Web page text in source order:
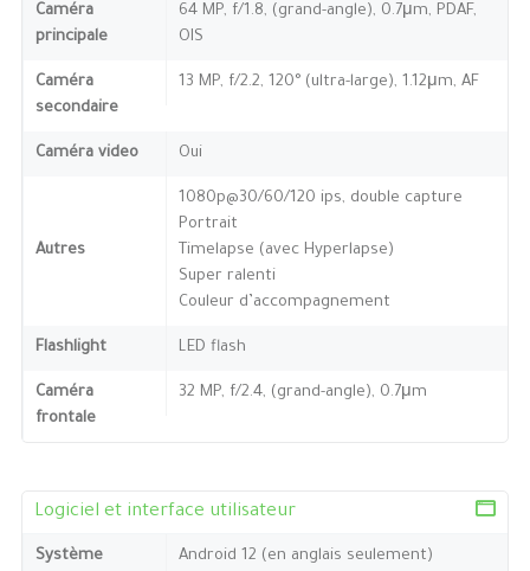
Caméra
principale
64 MP, f/1.8, (grand-angle), 0.7μm, PDAF,
OIS
Caméra
secondaire
13 MP, f/2.2, 120° (ultra-large), 1.12μm, AF
Caméra video Oui
Autres
1080p@30/60/120 ips, double capture
Portrait
Timelapse (avec Hyperlapse)
Super ralenti
Couleur d’accompagnement
Flashlight LED flash
Caméra
frontale
32 MP, f/2.4, (grand-angle), 0.7μm
Logiciel et interface utilisateur
Système
Android 12 (en anglais seulement)